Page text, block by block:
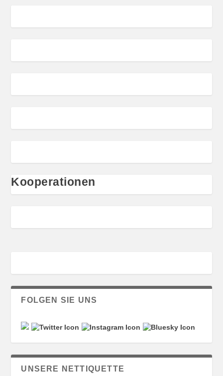
Kooperationen
FOLGEN SIE UNS
UNSERE NETTIQUETTE